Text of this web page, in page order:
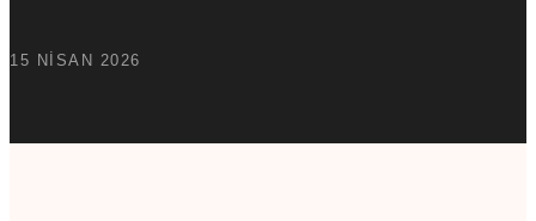
15 NISAN 2026